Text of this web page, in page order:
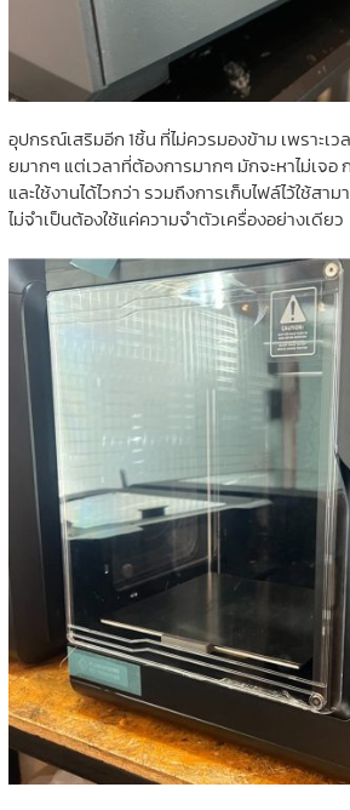
อุปกรณ์เสริมอีก 1ชิ้น ที่ไม่ควรมองข้าม เพราะเว
ยมากๆ แต่เวลาที่ต้องการมากๆ มักจะหาไม่เจอ
และใช้งานได้ไวกว่า รวมถึงการเก็บไฟล์ไว้ใช้สา
ไม่จำเป็นต้องใช้แค่ความจำตัวเครื่องอย่างเดียว